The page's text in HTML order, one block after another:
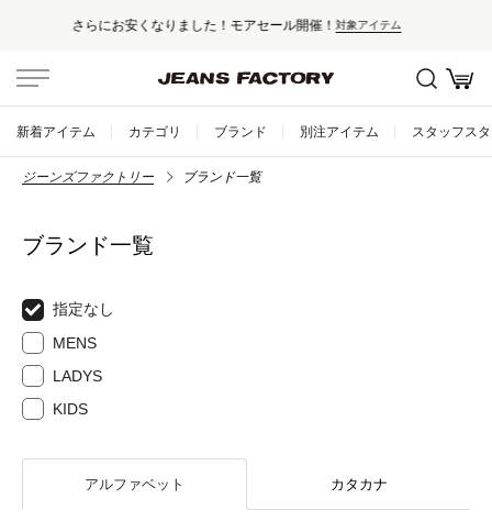
対象アイテム セール対象外アイテムは10%ポイン
新着アイテム カテゴリ ブランド 別注アイテム スタッフス
ジーンズファクトリー ブランド一覧
ブランド一覧
指定なし
MENS
LADYS
KIDS
アルファベット カタカナ